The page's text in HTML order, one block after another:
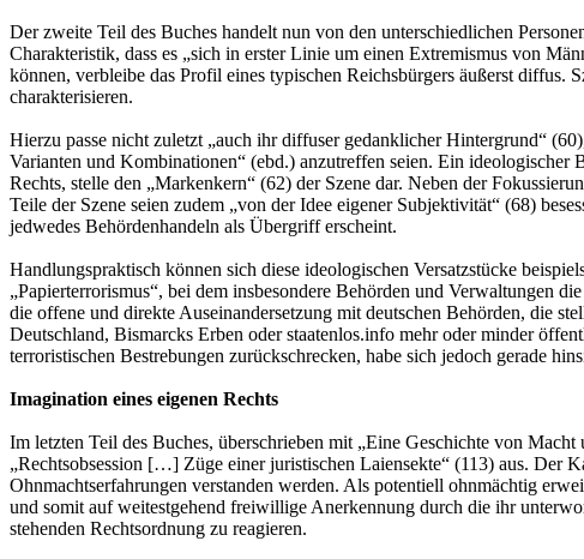
Der zweite Teil des Buches handelt nun von den unterschiedlichen
Charakteristik, dass es „sich in erster Linie um einen Extremismus von
können, verbleibe das Profil eines typischen Reichsbürgers äußerst diffus.
charakterisieren.
Hierzu passe nicht zuletzt „auch ihr diffuser gedanklicher Hintergrund“
Varianten und Kombinationen“ (ebd.) anzutreffen seien. Ein ideologischer
Rechts, stelle den „Markenkern“ (62) der Szene dar. Neben der
Teile der Szene seien zudem „von der Idee eigener Subjektivität“ (68)
jedwedes Behördenhandeln als Übergriff erscheint.
Handlungspraktisch können sich diese ideologischen Versatzstücke
„Papierterrorismus“, bei dem insbesondere Behörden und Verwaltungen
die offene und direkte Auseinandersetzung mit deutschen Behörden, die
Deutschland, Bismarcks Erben oder staatenlos.info mehr oder minder
terroristischen Bestrebungen zurückschrecken, habe sich jedoch gerade
Imagination eines eigenen Rechts
Im letzten Teil des Buches, überschrieben mit „Eine Geschichte von
„Rechtsobsession […] Züge einer juristischen Laiensekte“ (113) aus. Der
Ohnmachtserfahrungen verstanden werden. Als potentiell ohnmächtig
und somit auf weitestgehend freiwillige Anerkennung durch die ihr
stehenden Rechtsordnung zu reagieren.